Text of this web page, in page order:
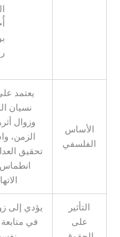
الأساس
الفلسفي
يعتمد
نسيان
وزوال
الزمن،
تحقيق
انطماس
التأثير
على
يؤدي إلى
في